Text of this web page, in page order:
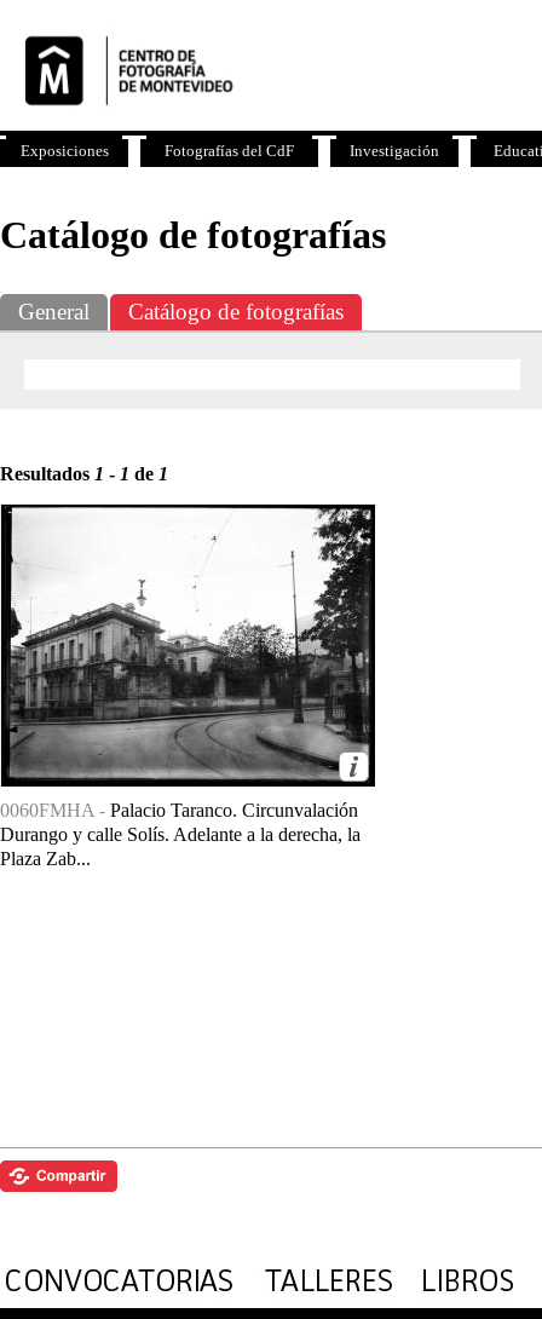
Catálogo de fotografías
General Catálogo de fotografías
Resultados 1 - 1 de 1
0060FMHA - Palacio Taranco. Circunvalación
Durango y calle Solís. Adelante a la derecha, la
Plaza Zab...
Exposiciones Fotografías del CdF Investigación